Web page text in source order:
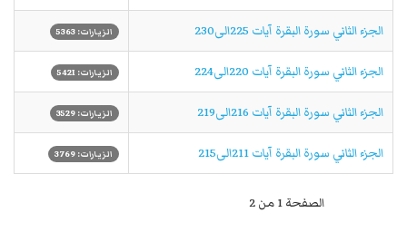
الجزء الثاني سورة البقرة آیات 225الی230 الزيارات: 5363
الجزء الثاني سورة البقرة آیات 220الی224 الزيارات: 5421
الجزء الثاني سورة البقرة آیات 216الی219 الزيارات: 3529
الجزء الثاني سورة البقرة آیات 211الی215 الزيارات: 3769
الصفحة 1 من 2